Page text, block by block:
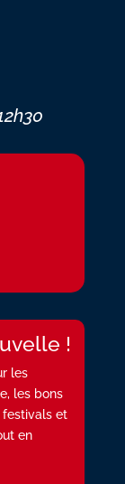
!
les
les bons
festivals et
en